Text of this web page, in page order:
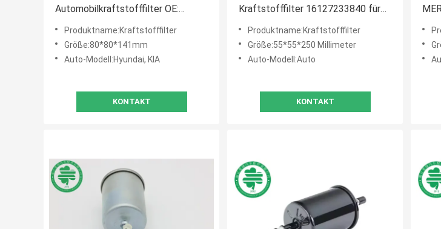
Automobilkraftstofffilter OE:
31911-2E000 für HYUNDAI, KIA
Produktname:Kraftstofffilter
Größe:80*80*141mm
Auto-Modell:Hyundai, KIA
KONTAKT
Kraftstofffilter 16127233840 für
Transporter
Produktname:Kraftstofffilter
Größe:55*55*250 Millimeter
Auto-Modell:Auto
KONTAKT
L6